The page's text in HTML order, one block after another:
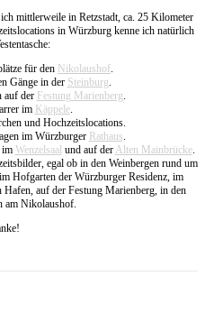
mittlerweile in Retzstadt, ca. 25 Kilometer
in Würzburg kenne ich natürlich
für den Nikolaushof.
Gänge in der Steinburg.
auf der Festung Marienberg.
im Käppele.
und Hochzeitslocations.
im Würzburger Rathaus.
im Wenzelsaalund auf der Alten Mainbrücke.
egal ob in den Weinbergen rund um
Hofgarten der Würzburger Residenz, im
auf der Festung Marienberg, in den
am Nikolaushof.